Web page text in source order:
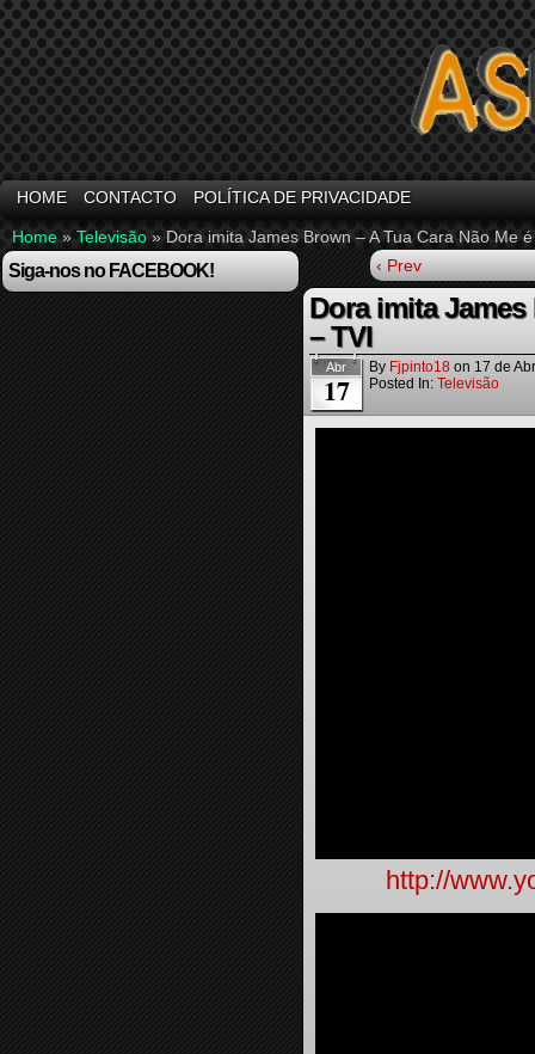
HOME CONTACTO POLÍTICA DE PRIVACIDADE
Home » Televisão » Dora imita James Brown – A Tua Cara Não Me
Siga-nos no FACEBOOK! ‹ Prev
Dora imita James
– TVI
Abr
17
By Fjpinto18 on 17 de
Posted In: Televisão
http://